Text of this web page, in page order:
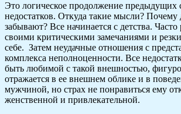
Это логическое продолжение
недостатков. Откуда такие мысли? Почему
забывают? Все начинается с детства.
своими критическими замечаниями и
себе. Затем неудачные отношения с
комплекса неполноценности. Все
быть любимой с такой внешностью,
отражается в ее внешнем облике и в
мужчиной, но страх не понравиться ему
женственной и привлекательной.